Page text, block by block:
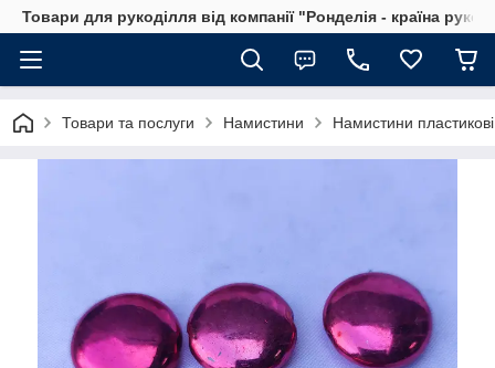
Товари для рукоділля від компанії "Ронделія - країна
Товари та послуги Намистини Намистини пластикові